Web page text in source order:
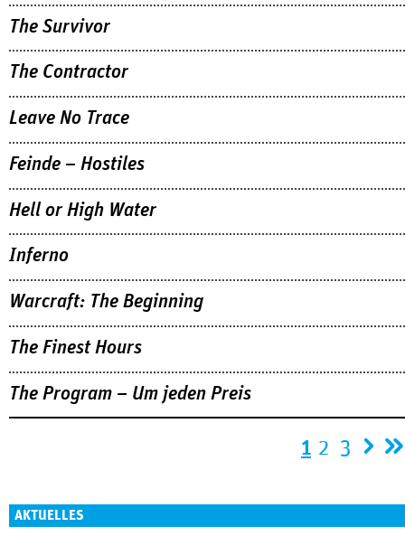
The Survivor
The Contractor
Leave No Trace
Feinde – Hostiles
Hell or High Water
Inferno
Warcraft: The Beginning
The Finest Hours
The Program – Um jeden Preis
1 2 3
AKTUELLES